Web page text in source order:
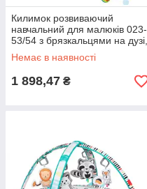
Килимок розвиваючий
навчальний для малюків 023-
53/54 з брязкальцями на дузі,
в коробці 65*10*46см
Немає в наявності
1 898,47 ₴